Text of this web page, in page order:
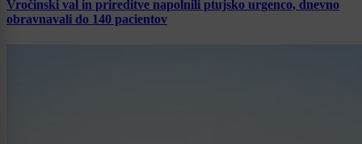
Vročinski val in prireditve napolnili ptujsko urgenco, dnevno
obravnavali do 140 pacientov